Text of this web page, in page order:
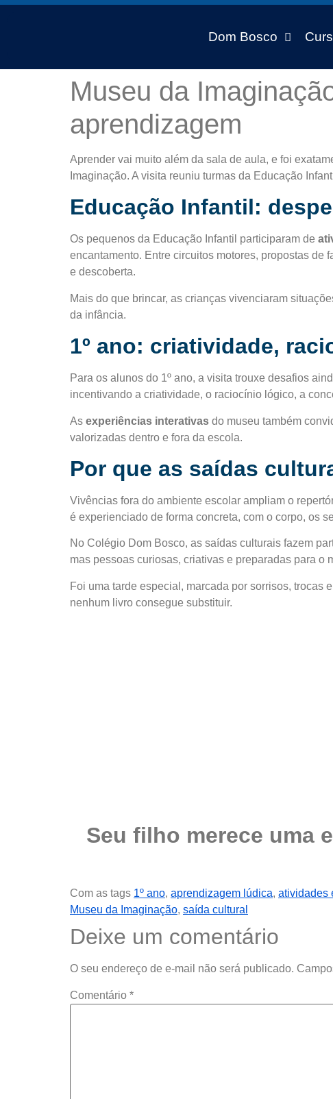
Dom Bosco
Museu da
aprendizagem
Aprender vai muito além da sala de aula, e foi
Imaginação. A visita reuniu turmas da Educação
Educação Infantil:
Os pequenos da Educação Infantil participaram de
encantamento. Entre circuitos motores, propostas de
e descoberta.
Mais do que brincar, as crianças vivenciaram
da infância.
1º ano: criatividade,
Para os alunos do 1º ano, a visita trouxe desafios
incentivando a criatividade, o raciocínio lógico, a
As experiências interativas do museu também
valorizadas dentro e fora da escola.
Por que as saídas
Vivências fora do ambiente escolar ampliam o
é experienciado de forma concreta, com o corpo, os
No Colégio Dom Bosco, as saídas culturais fazem
mas pessoas curiosas, criativas e preparadas para o
Foi uma tarde especial, marcada por sorrisos, trocas
nenhum livro consegue substituir.
Seu filho merece uma
Com as tags 1º ano, aprendizagem lúdica, atividades
Museu da Imaginação, saída cultural
Deixe um comentário
O seu endereço de e-mail não será publicado.
Comentário *